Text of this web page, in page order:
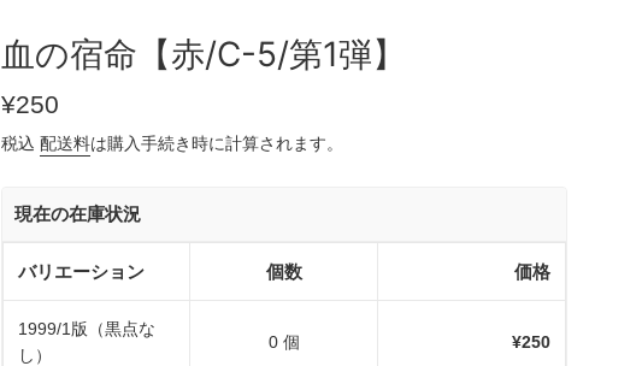
血の宿命【赤/C-5/第1弾】
通
価
¥250
税込 配送料は購入手続き時に計算されます。
現在の在庫状況
バリエーション 個数 価格
1999/1版（黒点な
し）
0 個 ¥250